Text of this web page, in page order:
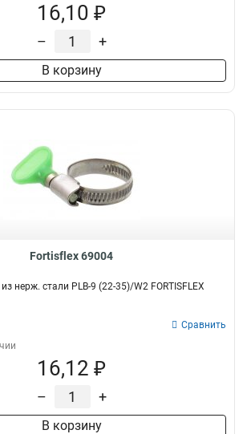
16,10 ₽
– +
В корзину
Fortisflex 69004
нерж. стали PLB-9 (22-35)/W2 FORTISFLEX
Сравнить
16,12 ₽
– +
В корзину